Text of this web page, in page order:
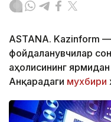
ASTANA. Kazinform
фойдаланувчилар
аҳолисининг
Анқарадаги мухбири